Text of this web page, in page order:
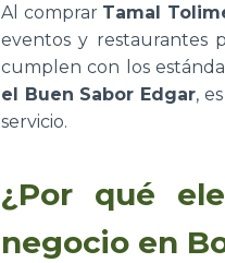
Al comprar Tamal
eventos y restaurantes
cumplen con los
el Buen Sabor Edgar,
servicio.
¿Por qué
negocio en